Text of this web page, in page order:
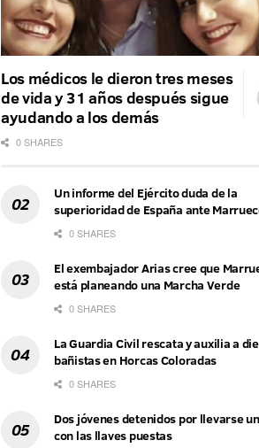
Los médicos le dieron tres meses
de vida y 31 años después sigue
ayudando a los demás
0 SHARES
Un informe del Ejército duda de la
superioridad de España ante
0 SHARES
El exembajador Arias cree que
está planeando una Marcha Verde
0 SHARES
La Guardia Civil rescata y auxilia a
bañistas en Horcas Coloradas
0 SHARES
Dos jóvenes detenidos por llevarse
con las llaves puestas